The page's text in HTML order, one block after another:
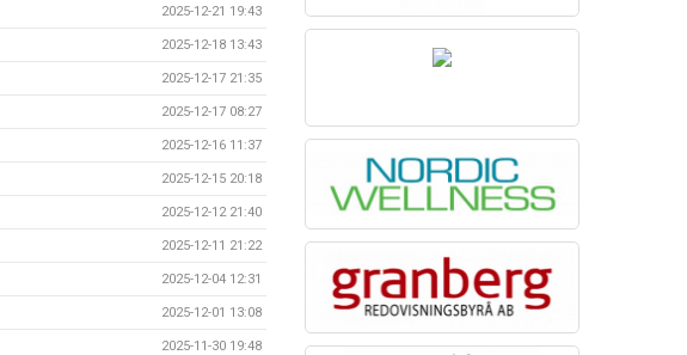
2025-12-21 19:43
2025-12-18 13:43
2025-12-17 21:35
2025-12-17 08:27
2025-12-16 11:37
2025-12-15 20:18
2025-12-12 21:40
2025-12-11 21:22
2025-12-04 12:31
2025-12-01 13:08
2025-11-30 19:48